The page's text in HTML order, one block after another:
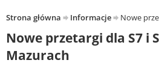
Strona główna Informacje Nowe
Nowe przetargi dla S7 i
Mazurach